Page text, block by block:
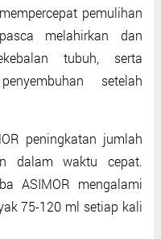
pemulihan
melahirkan dan
tubuh, serta
setelah
peningkatan jumlah
dalam waktu cepat.
ASIMOR mengalami
75-120 ml setiap kali